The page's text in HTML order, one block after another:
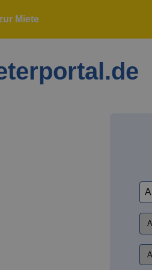
Miete